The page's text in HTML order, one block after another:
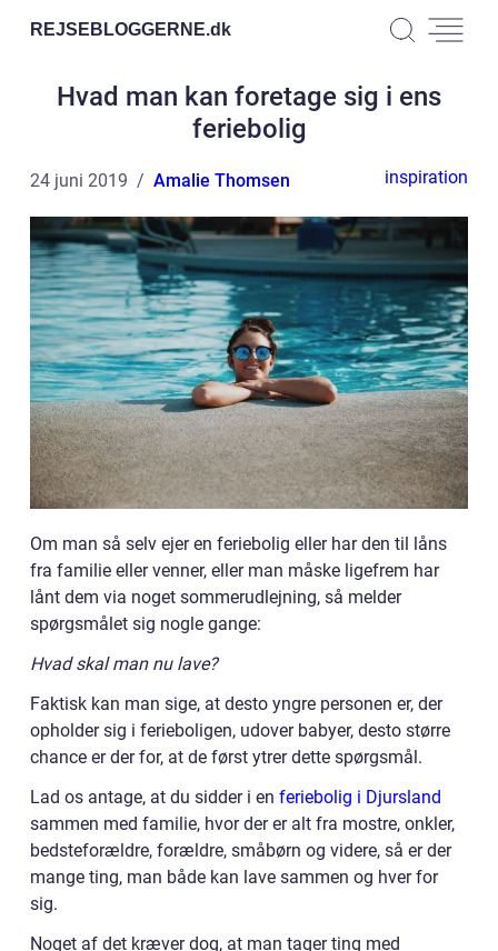
REJSEBLOGGERNE.dk
Hvad man kan foretage sig i ens
feriebolig
24 juni 2019 Amalie Thomsen inspiration
Om man så selv ejer en feriebolig eller har den til låns
fra familie eller venner, eller man måske ligefrem har
lånt dem via noget sommerudlejning, så melder
spørgsmålet sig nogle gange:
Hvad skal man nu lave?
Faktisk kan man sige, at desto yngre personen er, der
opholder sig i ferieboligen, udover babyer, desto større
chance er der for, at de først ytrer dette spørgsmål.
Lad os antage, at du sidder i en feriebolig i Djursland
sammen med familie, hvor der er alt fra mostre, onkler,
bedsteforældre, forældre, småbørn og videre, så er der
mange ting, man både kan lave sammen og hver for
sig.
Noget af det kræver dog, at man tager ting med